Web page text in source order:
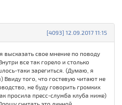
[4093] 12.09.2017 11:15
высказать свое мнение по поводу
все так горело и столько
таки зарегиться. (Думаю, я
Ввиду того, что гостевую читают не
не буду говорить громких
просила пресс-служба клуба ниже)